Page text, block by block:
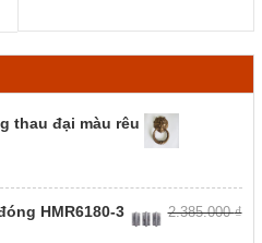
thau đại màu rêu
HMR6180-3 2.385.000₫